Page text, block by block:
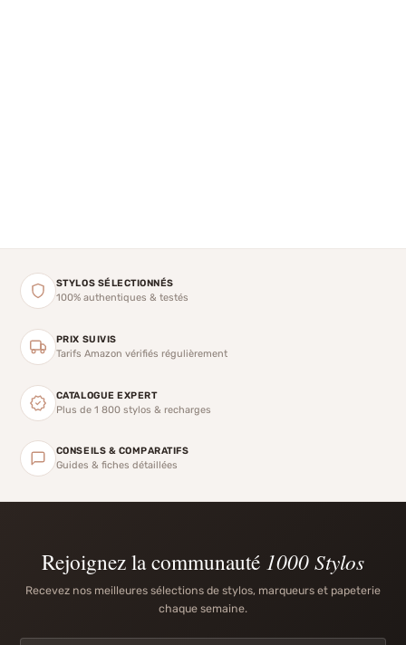
STYLOS SÉLECTIONNÉS
100% authentiques & testés
PRIX SUIVIS
Tarifs Amazon vérifiés régulièrement
CATALOGUE EXPERT
Plus de 1 800 stylos & recharges
CONSEILS & COMPARATIFS
Guides & fiches détaillées
Rejoignez la communauté 1000 Stylos
Recevez nos meilleures sélections de stylos, marqueurs et papeterie
chaque semaine.